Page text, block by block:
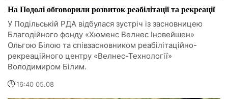
На Подолі обговорили розвиток реабілітації та рекреації
У Подільській РДА відбулася зустріч із засновницею
Благодійного фонду «Хюменс Велнес Іновейшен»
Ольгою Білою та співзасновником реабілітаційно-
рекреаційного центру «Велнес-Технології»
Володимиром Білим.
16:40 05.08